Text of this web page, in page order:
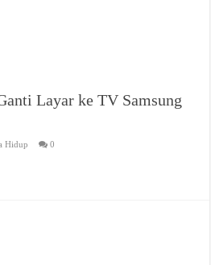
Layar ke TV Samsung
Hidup 0